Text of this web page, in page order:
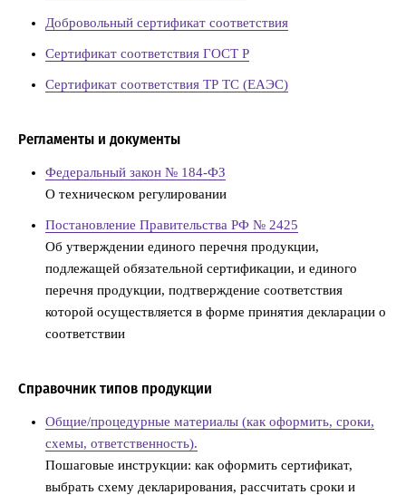
Добровольный сертификат соответствия
Сертификат соответствия ГОСТ Р
Сертификат соответствия ТР ТС (ЕАЭС)
Регламенты и документы
Федеральный закон № 184-ФЗ
О техническом регулировании
Постановление Правительства РФ № 2425
Об утверждении единого перечня продукции,
подлежащей обязательной сертификации, и единого
перечня продукции, подтверждение соответствия
которой осуществляется в форме принятия декларации о
соответствии
Справочник типов продукции
Общие/процедурные материалы (как оформить, сроки,
схемы, ответственность).
Пошаговые инструкции: как оформить сертификат,
выбрать схему декларирования, рассчитать сроки и